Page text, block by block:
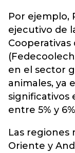
Por ejemplo,
ejecutivo de
en el sector
animales, ya
significativos
entre 5% y
Las regiones
Oriente y